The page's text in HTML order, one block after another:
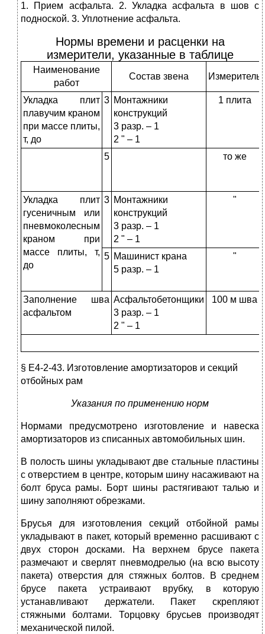
1. Прием асфальта. 2. Укладка асфальта в шов с
подноской. 3. Уплотнение асфальта.
Нормы времени и расценки на
измерители, указанные в таблице
Наименование
работ
Состав звена Измеритель
Укладка плит
плавучим краном
при массе плиты,
т, до
3 Монтажники
конструкций
3 разр. – 1
2 " – 1
1 плита
5 то же
Укладка плит
гусеничным или
пневмоколесным
краном при
массе плиты, т,
до
3 Монтажники
конструкций
3 разр. – 1
2 " – 1
"
5 Машинист крана
5 разр. – 1
"
Заполнение шва
асфальтом
Асфальтобетонщики
3 разр. – 1
2 " – 1
100 м шва
§ Е4-2-43. Изготовление амортизаторов и секций
отбойных рам
Указания по применению норм
Нормами предусмотрено изготовление и навеска
амортизаторов из списанных автомобильных шин.
В полость шины укладывают две стальные пластины
с отверстием в центре, которым шину насаживают на
болт бруса рамы. Борт шины растягивают талью и
шину заполняют обрезками.
Брусья для изготовления секций отбойной рамы
укладывают в пакет, который временно расшивают с
двух сторон досками. На верхнем брусе пакета
размечают и сверлят пневмодрелью (на всю высоту
пакета) отверстия для стяжных болтов. В среднем
брусе пакета устраивают врубку, в которую
устанавливают держатели. Пакет скрепляют
стяжными болтами. Торцовку брусьев производят
механической пилой.